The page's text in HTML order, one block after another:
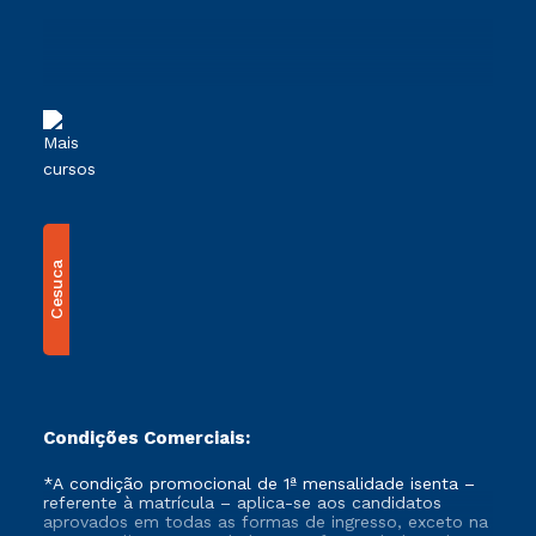
Transferência
Cesuca
Condições Comerciais:
*A condição promocional de 1ª mensalidade isenta –
referente à matrícula – aplica-se aos candidatos
aprovados em todas as formas de ingresso, exceto na